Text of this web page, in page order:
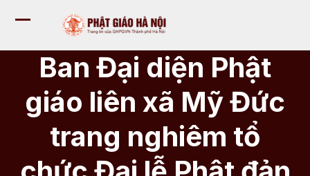
qua
nội
menu
động
menu
động
Ban Đại diện Phật
giáo liên xã Mỹ Đức
trang nghiêm tổ